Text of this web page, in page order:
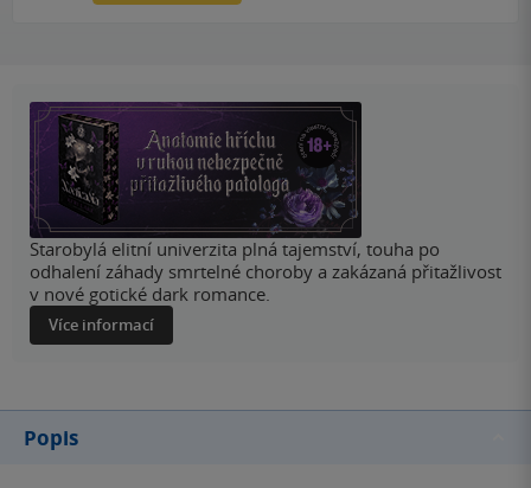
Starobylá elitní univerzita plná tajemství, touha po
odhalení záhady smrtelné choroby a zakázaná přitažlivost
v nové gotické dark romance.
Více informací
Popis